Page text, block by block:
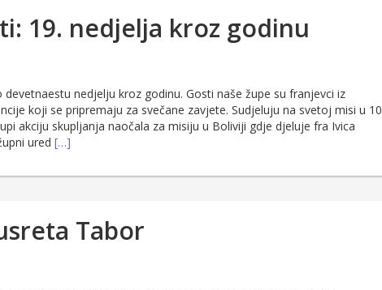
19. nedjelja kroz godinu
nedjelju kroz godinu. Gosti naše župe su franjevci iz
koji se pripremaju za svečane zavjete. Sudjeluju na svetoj misi u 10
akciju skupljanja naočala za misiju u Boliviji gdje djeluje fra Ivica
ured […]
Tabor